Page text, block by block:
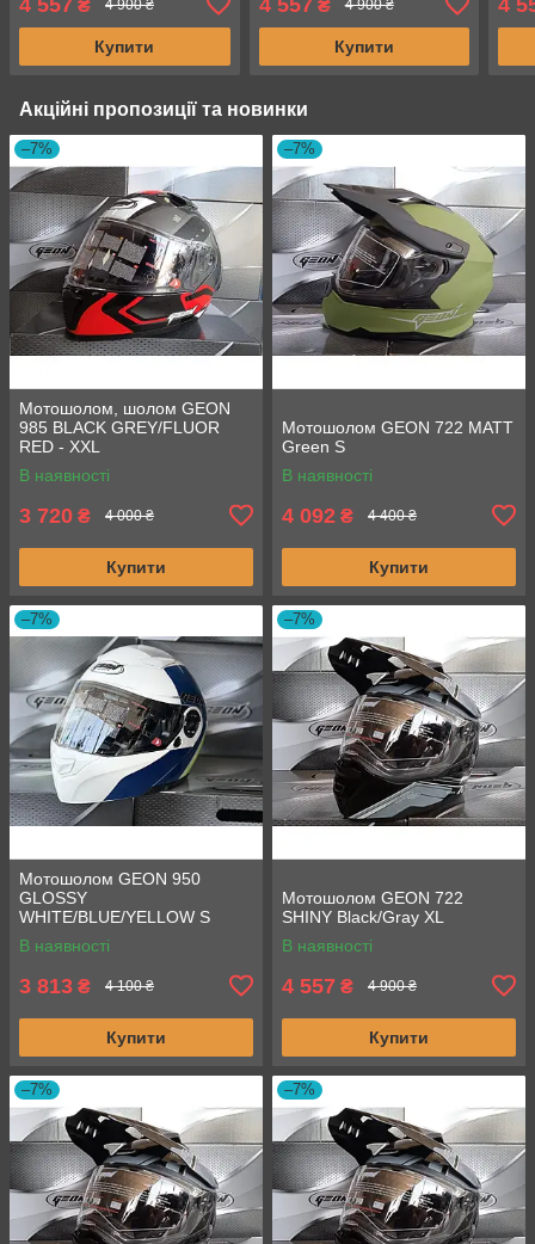
₴ 4 900 ₴
Купити
₴ 4 900 ₴
Купити
Акційні пропозиції та новинки
–7%
Мотошолом, шолом GEON
985 BLACK GREY/FLUOR
RED - XXL
В наявності
3 720 ₴ 4 000 ₴
Купити
–7%
Мотошолом GEON 722 MATT
Green S
В наявності
4 092 ₴ 4 400 ₴
Купити
–7%
Мотошолом GEON 950
GLOSSY
WHITE/BLUE/YELLOW S
В наявності
3 813 ₴ 4 100 ₴
Купити
–7%
Мотошолом GEON 722
SHINY Black/Gray XL
В наявності
4 557 ₴ 4 900 ₴
Купити
–7% –7%